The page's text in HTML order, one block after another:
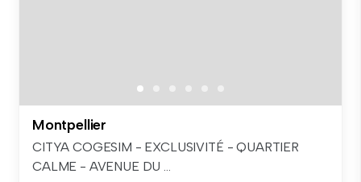
Montpellier
CITYA COGESIM - EXCLUSIVITÉ - QUARTIER
CALME - AVENUE DU ...